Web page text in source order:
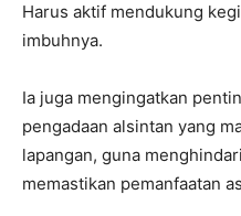
Harus aktif mendukung
imbuhnya.
Ia juga mengingatkan
pengadaan alsintan yang
lapangan, guna
memastikan pemanfaatan